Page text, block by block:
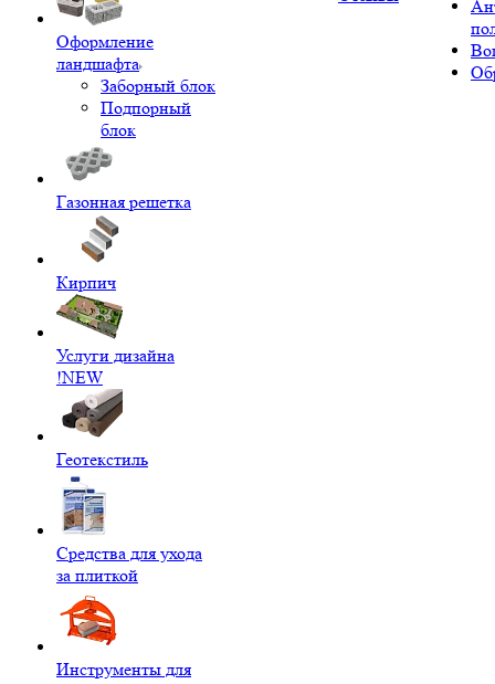
Оформление
ландшафта
Заборный блок
Подпорный
блок
Газонная решетка
Кирпич
Услуги дизайна
!NEW
Геотекстиль
Средства для ухода
за плиткой
Инструменты для